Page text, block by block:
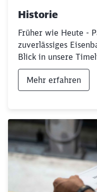
Historie
Früher wie Heute -
zuverlässiges
Blick in unsere
Mehr erfahren